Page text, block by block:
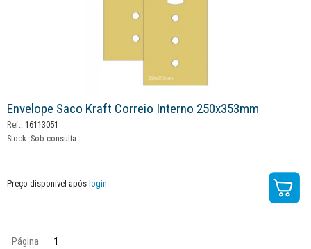
Envelope Saco Kraft Correio Interno 250x353mm
Ref.: 16113051
Stock: Sob consulta
Preço disponível após login
Página 1